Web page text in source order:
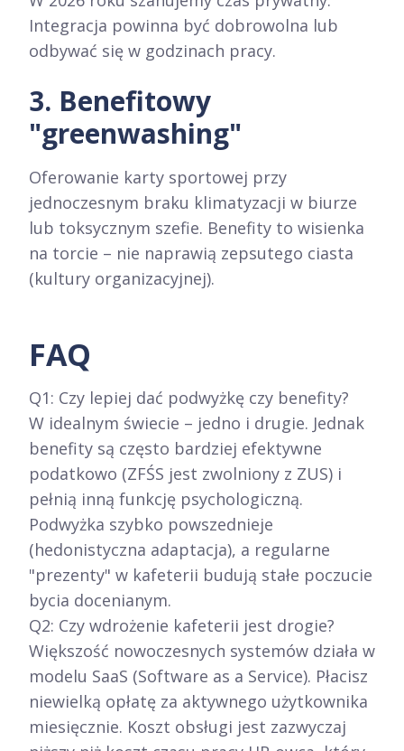
Integracja powinna być dobrowolna lub
odbywać się w godzinach pracy.
3. Benefitowy
"greenwashing"
Oferowanie karty sportowej przy
jednoczesnym braku klimatyzacji w biurze
lub toksycznym szefie. Benefity to wisienka
na torcie – nie naprawią zepsutego ciasta
(kultury organizacyjnej).
FAQ
Q1: Czy lepiej dać podwyżkę czy benefity?
W idealnym świecie – jedno i drugie. Jednak
benefity są często bardziej efektywne
podatkowo (ZFŚS jest zwolniony z ZUS) i
pełnią inną funkcję psychologiczną.
Podwyżka szybko powszednieje
(hedonistyczna adaptacja), a regularne
"prezenty" w kafeterii budują stałe poczucie
bycia docenianym.
Q2: Czy wdrożenie kafeterii jest drogie?
Większość nowoczesnych systemów działa w
modelu SaaS (Software as a Service). Płacisz
niewielką opłatę za aktywnego użytkownika
miesięcznie. Koszt obsługi jest zazwyczaj